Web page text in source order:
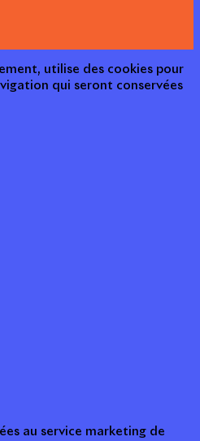
utilise des cookies pour
qui seront conservées
au service marketing de